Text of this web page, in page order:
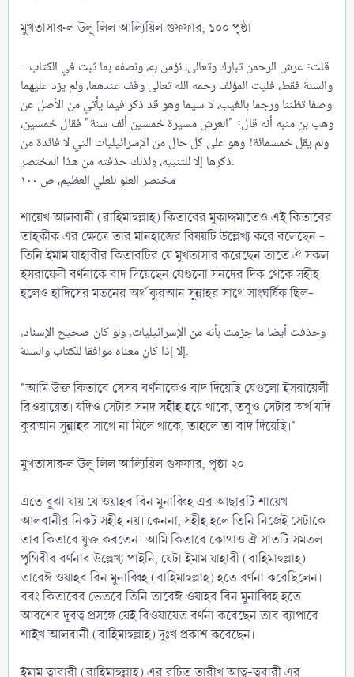
মুখতাসারুল উলূ লিল আল্যিয়িল গুফফার, ১০০ পৃষ্ঠা
- قلت: عرش الرحمن تبارك وتعالى، نؤمن به، ونصفه بما ثبت في الكتاب
والسنة فقط، فليت المؤلف رحمه الله تعالى وقف عندهما، ولم يزد عليهما
وصفا تظننا ورجما بالغيب، لا سيما وهو قد ذكر فيما يأتي من الأصل عن
وهب بن منبه أنه قال: "العرش مسيرة خمسين ألف سنة" فقال خمسين،
ولم يقل خمسمائة! وهو على كل حال من الإسرائيليات التي لا فائدة من
ذكرها إلا للتنبيه، ولذلك حذفته من هذا المختصر.
مختصر العلو للعلي العظيم، ص ١٠٠
শায়েখ আলবানী (রাহিমাহুল্লাহ) কিতাবের মুকাদ্দমাতেও এই কিতাবের
তাহকীক এর ক্ষেত্রে তার মানহাজের বিষয়টি উল্লেখ্য করে বলেছেন -
তিনি ইমাম যাহাবীর কিতাবটির যে মুখতাসার করেছেন তাতে ঐ সকল
ইসরায়েলী বর্ণনাকে বাদ দিয়েছেন যেগুলো সনদের দিক থেকে সহীহ
হলেও হাদিসের মতনের অর্থ কুরআন সুন্নাহর সাথে সাংঘর্ষিক ছিল-
وحذفت أيضا ما جزمت بأنه من الإسرائيليات, ولو كان صحيح الإسناد,
إلا إذا كان معناه موافقا للكتاب والسنة.
"আমি উক্ত কিতাবে সেসব বর্ণনাকেও বাদ দিয়েছি যেগুলো ইসরায়েলী
রিওয়ায়েত। যদিও সেটার সনদ সহীহ হয়ে থাকে, তবুও সেটার অর্থ যদি
কুরআন সুন্নাহর সাথে না মিলে থাকে, তাহলে তা বাদ দিয়েছি।"
মুখতাসারুল উলূ লিল আল্যিয়িল গুফফার, পৃষ্ঠা ২০
এতে বুঝা যায় যে ওয়াহব বিন মুনাব্বিহ এর আছারটি শায়েখ
আলবানীর নিকট সহীহ নয়। কেননা, সহীহ হলে তিনি নিজেই সেটাকে
তার কিতাবে যুক্ত করতেন। আমি কিতাবে কোথাও ঐ সাতটি সমতল
পৃথিবীর বর্ণনার উল্লেখ্য পাইনি, যেটা ইমাম যাহাবী (রাহিমাহুল্লাহ)
তাবেঈ ওয়াহব বিন মুনাব্বিহ (রাহিমাহুল্লাহ) হতে বর্ণনা করেছিলেন।
বরং কিতাবের ভেতরে তিনি তাবেঈ ওয়াহব বিন মুনাব্বিহ হতে
আরশের দূরত্ব প্রসঙ্গে যেই রিওয়ায়েত বর্ণনা করেছেন তার ব্যাপারে
শাইখ আলবানী (রাহিমাহুল্লাহ) দুঃখ প্রকাশ করেছেন।
ইমাম ত্বাবারী (রাহিমাহুল্লাহ) এর রচিত তারীখ আত্ব-ত্ববারী এর